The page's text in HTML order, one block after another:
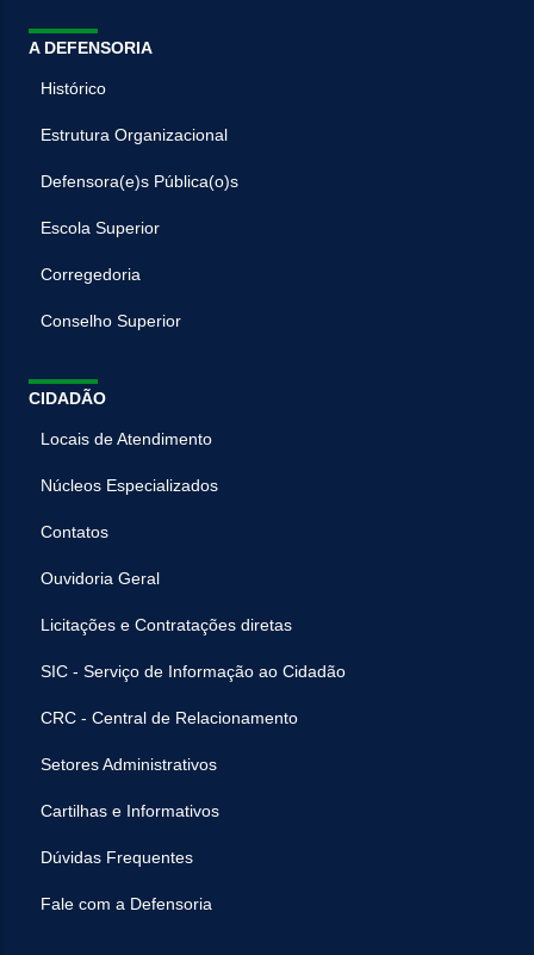
A DEFENSORIA
Histórico
Estrutura Organizacional
Defensora(e)s Pública(o)s
Escola Superior
Corregedoria
Conselho Superior
CIDADÃO
Locais de Atendimento
Núcleos Especializados
Contatos
Ouvidoria Geral
Licitações e Contratações diretas
SIC - Serviço de Informação ao Cidadão
CRC - Central de Relacionamento
Setores Administrativos
Cartilhas e Informativos
Dúvidas Frequentes
Fale com a Defensoria